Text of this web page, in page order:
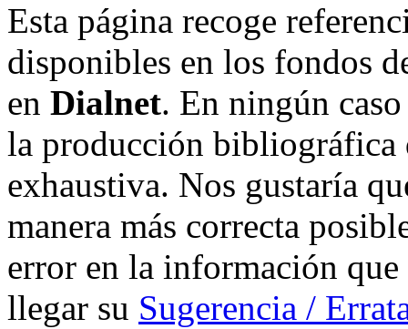
Esta página recoge
disponibles en los fondos
en Dialnet. En ningún
la producción bibliográfica
exhaustiva. Nos gustaría
manera más correcta
error en la información
llegar su Sugerencia /